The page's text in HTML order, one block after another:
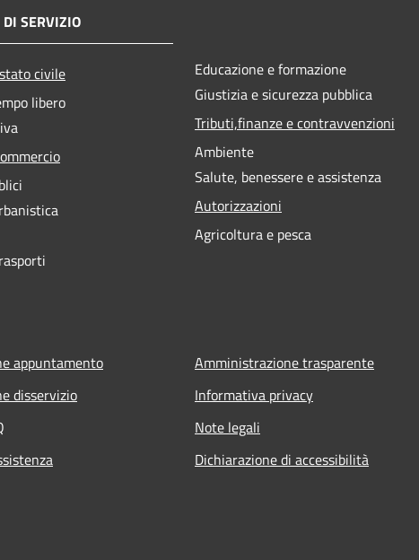
DI SERVIZIO
civile
libero
Educazione e formazione
Giustizia e sicurezza pubblica
Tributi,finanze e contravvenzioni
Ambiente
Salute, benessere e assistenza
Autorizzazioni
Agricoltura e pesca
appuntamento
disservizio
Amministrazione trasparente
Informativa privacy
Note legali
Dichiarazione di accessibilità